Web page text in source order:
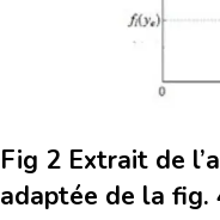
Fig 2 Extrait de
adaptée de la fig.